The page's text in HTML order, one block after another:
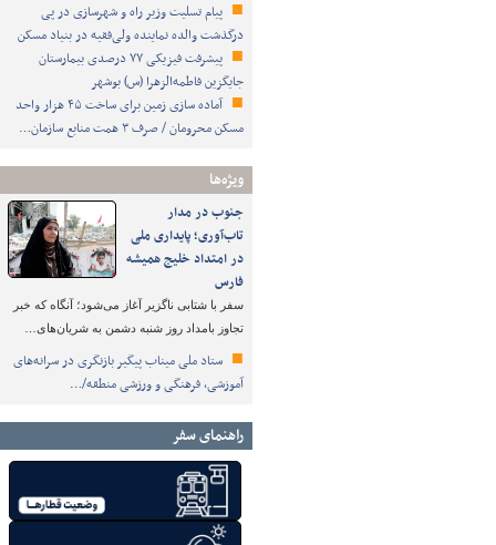
پیام تسلیت وزیر راه و شهرسازی در پی
درگذشت والده نماینده ولی‌فقیه در بنیاد مسکن
پیشرفت فیزیکی ۷۷ درصدی بیمارستان
جایگزین فاطمه‌الزهرا (س) بوشهر
آماده سازی زمین برای ساخت ۴۵ هزار واحد
مسکن محرومان / صرف ۳ همت منابع سازمان…
ویژه‌ها
جنوب در مدار
تاب‌آوری؛ پایداری ملی
در امتداد خلیج همیشه
فارس
سفر با شتابی ناگزیر آغاز می‌شود؛ آنگاه که خبر
تجاوز بامداد روز شنبه دشمن به شریان‌های…
ستاد ملی میناب پیگیر بازنگری در سرانه‌های
آموزشی، فرهنگی و ورزشی منطقه/…
راهنمای سفر